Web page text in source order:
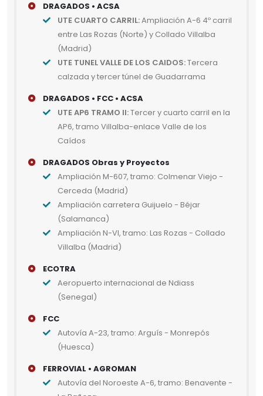
DRAGADOS • ACSA
UTE CUARTO CARRIL:Ampliación A-6 4º carril
entre Las Rozas (Norte) y Collado Villalba
(Madrid)
UTE TUNEL VALLE DE LOS CAIDOS:Tercera
calzada y tercer túnel de Guadarrama
DRAGADOS • FCC • ACSA
UTE AP6 TRAMO II:Tercer y cuarto carril en la
AP6, tramo Villalba-enlace Valle de los
Caídos
DRAGADOS Obras y Proyectos
Ampliación M-607, tramo: Colmenar Viejo -
Cerceda (Madrid)
Ampliación carretera Guijuelo - Béjar
(Salamanca)
Ampliación N-VI, tramo: Las Rozas - Collado
Villalba (Madrid)
ECOTRA
Aeropuerto internacional de Ndiass
(Senegal)
FCC
Autovía A-23, tramo: Arguís - Monrepós
(Huesca)
FERROVIAL • AGROMAN
Autovía del Noroeste A-6, tramo: Benavente -